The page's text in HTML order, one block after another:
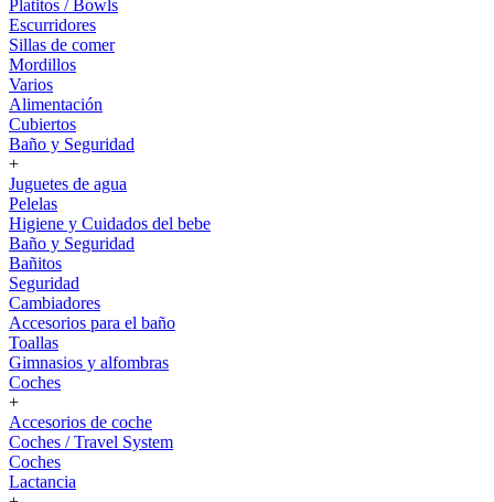
Platitos / Bowls
Escurridores
Sillas de comer
Mordillos
Varios
Alimentación
Cubiertos
Baño y Seguridad
+
Juguetes de agua
Pelelas
Higiene y Cuidados del bebe
Baño y Seguridad
Bañitos
Seguridad
Cambiadores
Accesorios para el baño
Toallas
Gimnasios y alfombras
Coches
+
Accesorios de coche
Coches / Travel System
Coches
Lactancia